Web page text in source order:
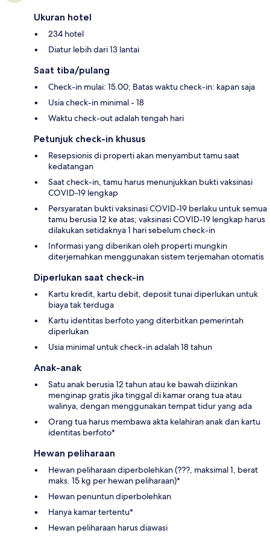
Ukuran hotel
234 hotel
Diatur lebih dari 13 lantai
Saat tiba/pulang
Check-in mulai: 15.00; Batas waktu check-in: kapan saja
Usia check-in minimal - 18
Waktu check-out adalah tengah hari
Petunjuk check-in khusus
Resepsionis di properti akan menyambut tamu saat
kedatangan
Saat check-in, tamu harus menunjukkan bukti vaksinasi
COVID-19 lengkap
Persyaratan bukti vaksinasi COVID-19 berlaku untuk semua
tamu berusia 12 ke atas; vaksinasi COVID-19 lengkap harus
dilakukan setidaknya 1 hari sebelum check-in
Informasi yang diberikan oleh properti mungkin
diterjemahkan menggunakan sistem terjemahan otomatis
Diperlukan saat check-in
Kartu kredit, kartu debit, deposit tunai diperlukan untuk
biaya tak terduga
Kartu identitas berfoto yang diterbitkan pemerintah
diperlukan
Usia minimal untuk check-in adalah 18 tahun
Anak-anak
Satu anak berusia 12 tahun atau ke bawah diizinkan
menginap gratis jika tinggal di kamar orang tua atau
walinya, dengan menggunakan tempat tidur yang ada
Orang tua harus membawa akta kelahiran anak dan kartu
identitas berfoto*
Hewan peliharaan
Hewan peliharaan diperbolehkan (???, maksimal 1, berat
maks. 15 kg per hewan peliharaan)*
Hewan penuntun diperbolehkan
Hanya kamar tertentu*
Hewan peliharaan harus diawasi